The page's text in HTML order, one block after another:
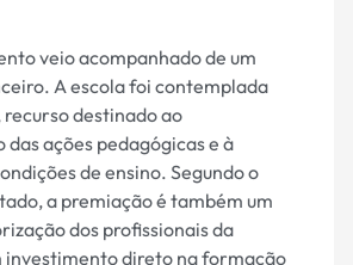
veio acompanhado de um
A escola foi contemplada
destinado ao
ações pedagógicas e à
de ensino. Segundo o
a premiação é também um
dos profissionais da
investimento direto na formação